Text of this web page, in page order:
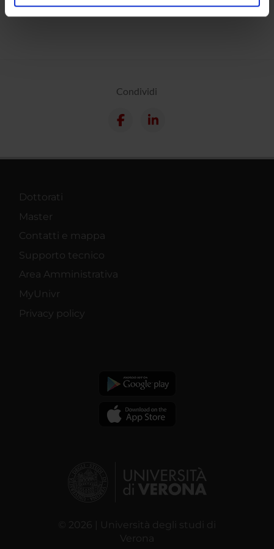
analizzare il nostro traffico. Condividiamo inoltre
Condividi
Dottorati
Master
Contatti e mappa
Supporto tecnico
Area Amministrativa
MyUnivr
Privacy policy
© 2026 | Università degli studi di
Verona